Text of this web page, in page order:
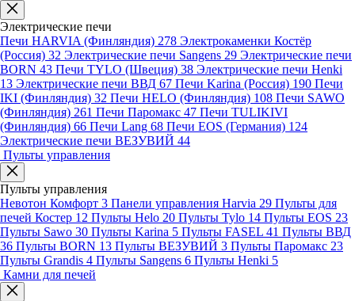
Электрические печи
Печи HARVIA (Финляндия) 278 Электрокаменки Костёр
(Россия) 32 Электрические печи Sangens 29 Электрические печи
BORN 43 Печи TYLO (Швеция) 38 Электрические печи Henki
13 Электрические печи ВВД 67 Печи Karina (Россия) 190 Печи
IKI (Финляндия) 32 Печи HELO (Финляндия) 108 Печи SAWO
(Финляндия) 261 Печи Паромакс 47 Печи TULIKIVI
(Финляндия) 66 Печи Lang 68 Печи EOS (Германия) 124
Электрические печи ВЕЗУВИЙ 44
Пульты управления
Пульты управления
Невотон Комфорт 3 Панели управления Harvia 29 Пульты для
печей Костер 12 Пульты Helo 20 Пульты Tylo 14 Пульты EOS 23
Пульты Sawo 30 Пульты Karina 5 Пульты FASEL 41 Пульты ВВД
36 Пульты BORN 13 Пульты ВЕЗУВИЙ 3 Пульты Паромакс 23
Пульты Grandis 4 Пульты Sangens 6 Пульты Henki 5
Камни для печей